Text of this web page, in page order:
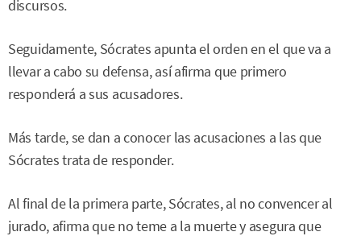
discursos.
Seguidamente, Sócrates apunta el orden en el que va a
llevar a cabo su defensa, así afirma que primero
responderá a sus acusadores.
Más tarde, se dan a conocer las acusaciones a las que
Sócrates trata de responder.
Al final de la primera parte, Sócrates, al no convencer al
jurado, afirma que no teme a la muerte y asegura que